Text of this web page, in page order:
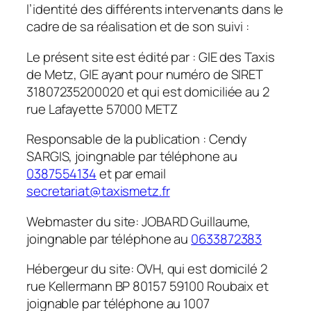
l’identité des différents intervenants dans le
cadre de sa réalisation et de son suivi :
Le présent site est édité par : GIE des Taxis
de Metz, GIE ayant pour numéro de SIRET
31807235200020 et qui est domiciliée au 2
rue Lafayette 57000 METZ
Responsable de la publication : Cendy
SARGIS, joingnable par téléphone au
0387554134et par email
secretariat@taxismetz.fr
Webmaster du site: JOBARD Guillaume,
joingnable par téléphone au 0633872383
Hébergeur du site: OVH, qui est domicilé 2
rue Kellermann BP 80157 59100 Roubaix et
joignable par téléphone au 1007